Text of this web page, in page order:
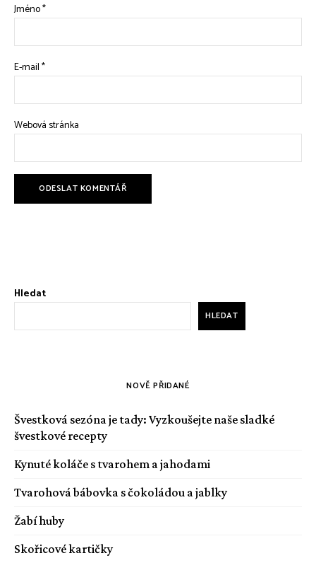
Jméno*
E-mail*
Webová stránka
Hledat
HLEDAT
NOVĚ PŘIDANÉ
Švestková sezóna je tady: Vyzkoušejte naše sladké
švestkové recepty
Kynuté koláče s tvarohem a jahodami
Tvarohová bábovka s čokoládou a jablky
Žabí huby
Skořicové kartičky